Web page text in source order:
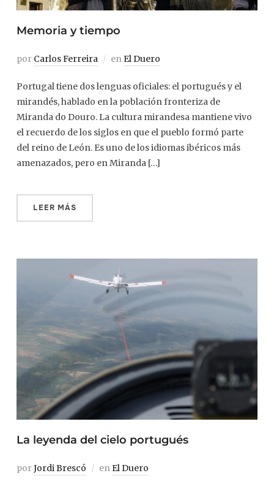
Memoria y tiempo
por Carlos Ferreira en El Duero
Portugal tiene dos lenguas oficiales: el portugués y el
mirandés, hablado en la población fronteriza de
Miranda do Douro. La cultura mirandesa mantiene vivo
el recuerdo de los siglos en que el pueblo formó parte
del reino de León. Es uno de los idiomas ibéricos más
amenazados, pero en Miranda […]
LEER MÁS
La leyenda del cielo portugués
porJordi Brescó en El Duero